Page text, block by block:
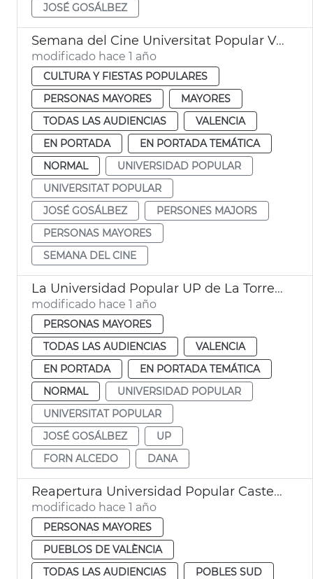
JOSÉ GOSÁLBEZ
Semana del Cine Universitat Popular València
modificado hace 1 año
CULTURA Y FIESTAS POPULARES
PERSONAS MAYORES
MAYORES
TODAS LAS AUDIENCIAS
VALENCIA
EN PORTADA
EN PORTADA TEMÁTICA
NORMAL
UNIVERSIDAD POPULAR
UNIVERSITAT POPULAR
JOSÉ GOSÁLBEZ
PERSONES MAJORS
PERSONAS MAYORES
SEMANA DEL CINE
La Universidad Popular UP de La Torre reabre tras la dana
modificado hace 1 año
PERSONAS MAYORES
TODAS LAS AUDIENCIAS
VALENCIA
EN PORTADA
EN PORTADA TEMÁTICA
NORMAL
UNIVERSIDAD POPULAR
UNIVERSITAT POPULAR
JOSÉ GOSÁLBEZ
UP
FORN ALCEDO
DANA
Reapertura Universidad Popular Castellar-l'Oliveral
modificado hace 1 año
PERSONAS MAYORES
PUEBLOS DE VALÈNCIA
TODAS LAS AUDIENCIAS
POBLES SUD